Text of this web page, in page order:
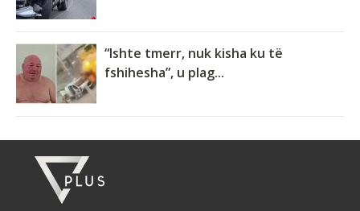
“Ishte tmerr, nuk kisha ku të
fshihesha”, u plag...